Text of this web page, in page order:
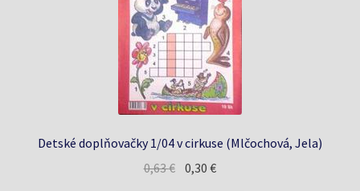
Detské doplňovačky 1/04 v cirkuse (Mlčochová, Jela)
0,63€ Pôvodná
0,30€Aktuálna